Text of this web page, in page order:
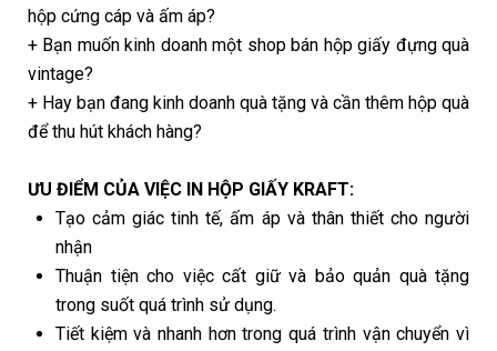
hộp cứng cáp và ấm áp?
+ Bạn muốn kinh doanh một shop bán hộp giấy đựng quà
vintage?
+ Hay bạn đang kinh doanh quà tặng và cần thêm hộp quà
để thu hút khách hàng?
ƯU ĐIỂM CỦA VIỆC IN HỘP GIẤY KRAFT:
Tạo cảm giác tinh tế, ấm áp và thân thiết cho người
nhận
Thuận tiện cho việc cất giữ và bảo quản quà tặng
trong suốt quá trình sử dụng.
Tiết kiệm và nhanh hơn trong quá trình vận chuyển vì